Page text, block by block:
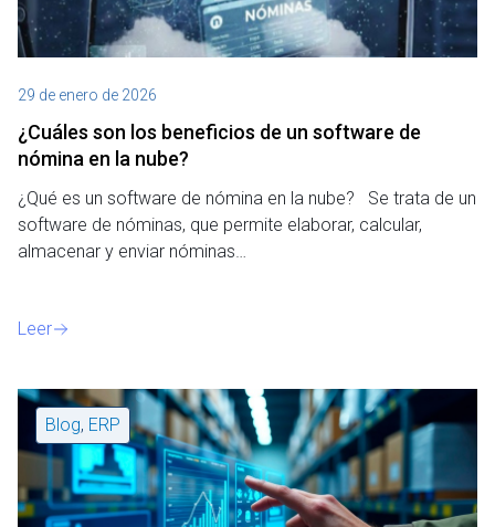
29 de enero de 2026
¿Cuáles son los beneficios de un software de
nómina en la nube?
¿Qué es un software de nómina en la nube? Se trata de un
software de nóminas, que permite elaborar, calcular,
almacenar y enviar nóminas…
Leer
Blog, ERP